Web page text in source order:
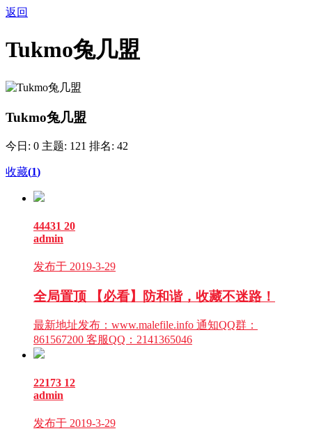
返回
Tukmo兔几盟
Tukmo兔几盟
今日: 0 主题: 121 排名: 42
收藏(1)
44431 20
admin
发布于 2019-3-29
全局置顶 【必看】防和谐，收藏不迷路！
最新地址发布：www.malefile.info 通知QQ群：
861567200 客服QQ：2141365046
22173 12
admin
发布于 2019-3-29